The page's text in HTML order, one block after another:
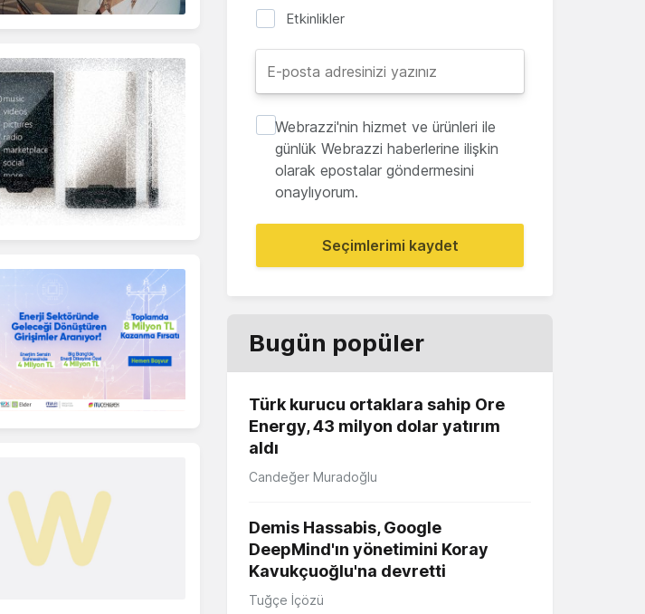
Etkinlikler
Webrazzi'nin hizmet ve ürünleri ile
günlük Webrazzi haberlerine ilişkin
olarak epostalar göndermesini
onaylıyorum.
Seçimlerimi kaydet
Bugün popüler
Türk kurucu ortaklara sahip Ore
Energy, 43 milyon dolar yatırım
aldı
Candeğer Muradoğlu
Demis Hassabis, Google
DeepMind'ın yönetimini Koray
Kavukçuoğlu'na devretti
Tuğçe İçözü